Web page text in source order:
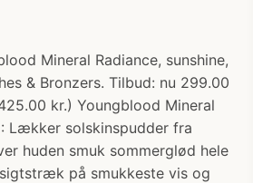
Mineral Radiance, sunshine,
& Bronzers. Tilbud: nu 299.00
kr.) Youngblood Mineral
: Lækker solskinspudder fra
huden smuk sommerglød hele
på smukkeste vis og